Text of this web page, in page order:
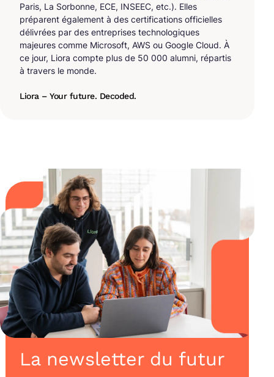
Paris, La Sorbonne, ECE, INSEEC, etc.). Elles
préparent également à des certifications officielles
délivrées par des entreprises technologiques
majeures comme Microsoft, AWS ou Google Cloud. À
ce jour, Liora compte plus de 50 000 alumni, répartis
à travers le monde.
Liora – Your future. Decoded.
La newsletter du futur